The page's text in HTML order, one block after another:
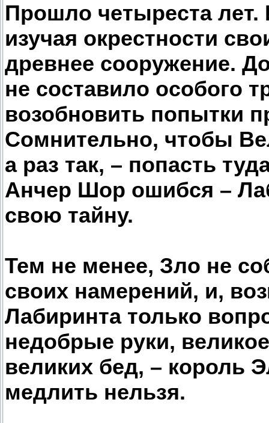
Прошло четыреста
изучая окрестности
древнее сооружение.
не составило особого
возобновить попытки
Сомнительно, чтобы
а раз так, – попасть
Анчер Шор ошибся –
свою тайну.
Тем не менее, Зло не
своих намерений, и,
Лабиринта только
недобрые руки,
великих бед, – король
медлить нельзя.